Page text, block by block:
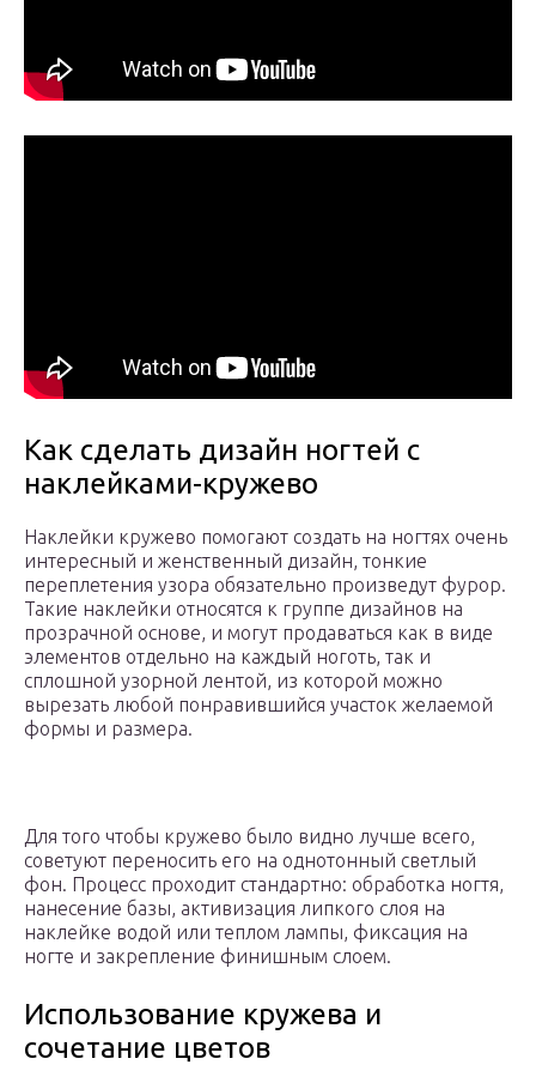
Как сделать дизайн ногтей с
наклейками-кружево
Наклейки кружево помогают создать на ногтях очень
интересный и женственный дизайн, тонкие
переплетения узора обязательно произведут фурор.
Такие наклейки относятся к группе дизайнов на
прозрачной основе, и могут продаваться как в виде
элементов отдельно на каждый ноготь, так и
сплошной узорной лентой, из которой можно
вырезать любой понравившийся участок желаемой
формы и размера.
Для того чтобы кружево было видно лучше всего,
советуют переносить его на однотонный светлый
фон. Процесс проходит стандартно: обработка ногтя,
нанесение базы, активизация липкого слоя на
наклейке водой или теплом лампы, фиксация на
ногте и закрепление финишным слоем.
Использование кружева и
сочетание цветов